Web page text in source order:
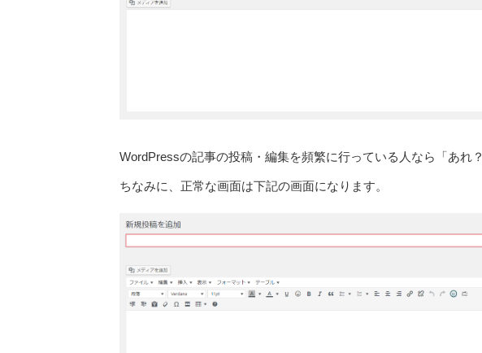
WordPressの記事の投稿・編集を頻繁に行っている人なら「あれ
ちなみに、正常な画面は下記の画面になります。